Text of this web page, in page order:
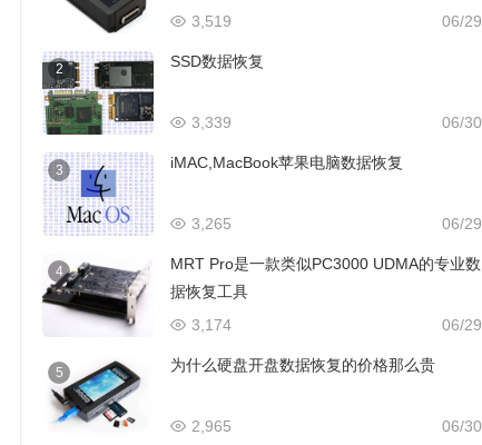
级数据恢复设备
06/29
3,519
2 SSD数据恢复
06/30
3,339
3 iMAC,MacBook苹果电脑数据恢复
06/29
3,265
4
MRT Pro是一款类似PC3000 UDMA的专业数
据恢复工具
06/29
3,174
5 为什么硬盘开盘数据恢复的价格那么贵
06/30
2,965